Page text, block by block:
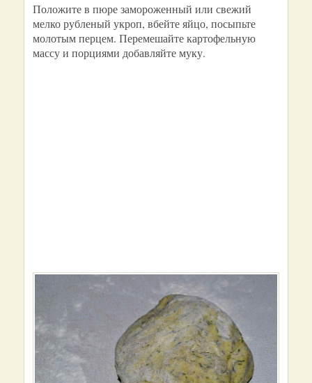
Положите в пюре замороженный или свежий
мелко рубленый укроп, вбейте яйцо, посыпьте
молотым перцем. Перемешайте картофельную
массу и порциями добавляйте муку.